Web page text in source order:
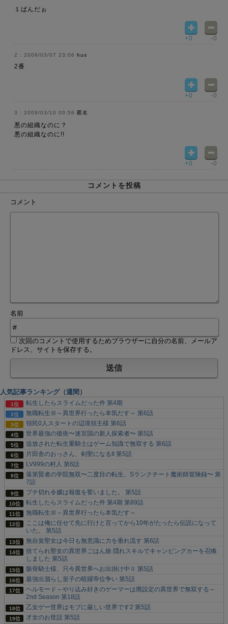
１ばんだぉ
+0 -0
2009/03/07 23:06 hus
2番
+0 -0
2009/03/10 00:56 匿名
悪の組織なのに？
悪の組織なのに!!
+0 -0
コメントを投稿
コメント
名前
次回のコメントで使用するためブラウザーに自分の名前、メールア
ドレス、サイトを保存する。
人気記事ランキング（週間）
転生したらスライムだった件 第4期
無職転生Ⅲ～異世界行ったら本気だす～ 第6話
領民0人スタートの辺境領主様 第6話
世界最強の後衛〜迷宮国の新人探索者〜 第5話
追放された転生重騎士はゲーム知識で無双する 第6話
片田舎のおっさん、剣聖になるII 第5話
LV999の村人 第6話
落第賢者の学院無双〜二度目の転生、Sランクチート魔術師冒険録〜 第
7話
ブチ切れ令嬢は報復を誓いました。 第5話
転生したらスライムだった件 第4期 第89話
無職転生Ⅲ～異世界行ったら本気だす～
ここは俺に任せて先に行けと言ってから10年がたったら伝説になって
いた。 第5話
無自覚聖女は今日も無意識に力を垂れ流す 第6話
捨てられ聖女の異世界ごはん旅 隠れスキルでキャンピングカーを召喚
しました 第5話
骸骨騎士様、只今異世界へお出掛け中Ⅱ 第5話
最強出涸らし皇子の暗躍帝位争い 第5話
ヘルモード～やり込み好きのゲーマーは廃設定の異世界で無双する～
2nd Season 第18話
乙女ゲー世界はモブに厳しい世界です2 第5話
才女のお世話 第5話